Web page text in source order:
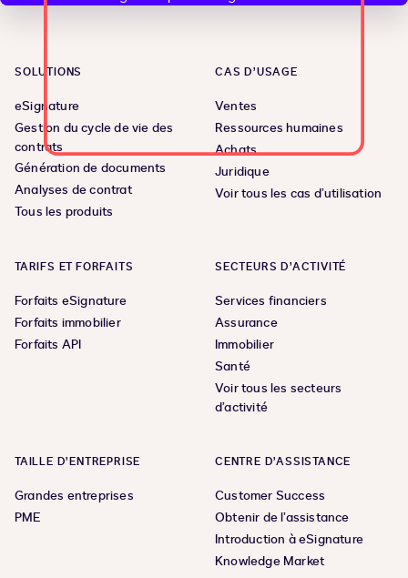
SOLUTIONS
eSignature
Gestion du cycle de vie des
contrats
Génération de documents
Analyses de contrat
Tous les produits
CAS D’USAGE
Ventes
Ressources humaines
Achats
Juridique
Voir tous les cas d’utilisation
TARIFS ET FORFAITS
Forfaits eSignature
Forfaits immobilier
Forfaits API
SECTEURS D’ACTIVITÉ
Services financiers
Assurance
Immobilier
Santé
Voir tous les secteurs
d’activité
TAILLE D’ENTREPRISE
Grandes entreprises
PME
CENTRE D’ASSISTANCE
Customer Success
Obtenir de l’assistance
Introduction à eSignature
Knowledge Market